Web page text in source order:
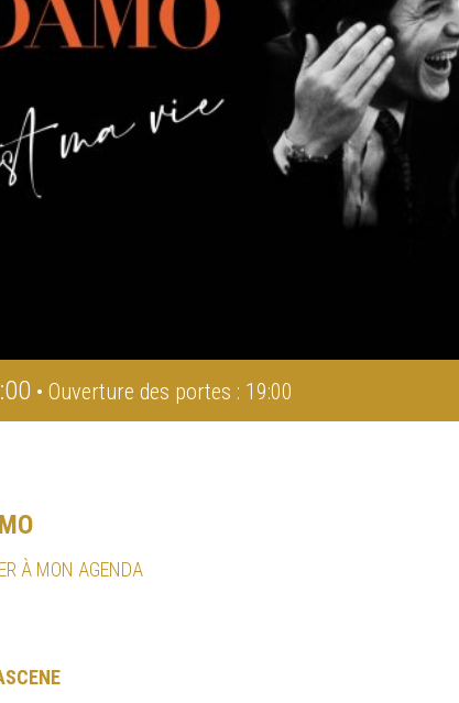
• Ouverture des portes : 19:00
À MON AGENDA